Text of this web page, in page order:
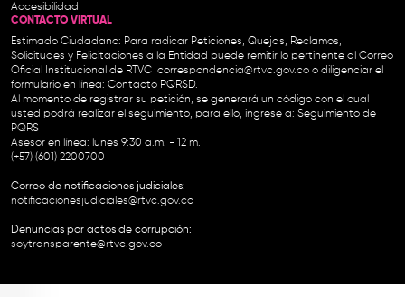
Accesibilidad
CONTACTO VIRTUAL
Estimado Ciudadano: Para radicar Peticiones, Quejas, Reclamos,
Solicitudes y Felicitaciones a la Entidad puede remitir lo pertinente al Correo
Oficial Institucional de RTVC correspondencia@rtvc.gov.co o diligenciar el
formulario en línea: Contacto PQRSD.
Al momento de registrar su petición, se generará un código con el cual
usted podrá realizar el seguimiento, para ello, ingrese a: Seguimiento de
PQRS
Asesor en línea: lunes 9:30 a.m. - 12 m.
(+57) (601) 2200700
Correo de notificaciones judiciales:
notificacionesjudiciales@rtvc.gov.co
Denuncias por actos de corrupción:
soytransparente@rtvc.gov.co